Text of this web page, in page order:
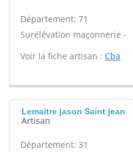
Département: 71
Surélévation maçonnerie -
Voir la fiche artisan : Cba
Lemaitre jason Saint jean
Artisan
Département: 31